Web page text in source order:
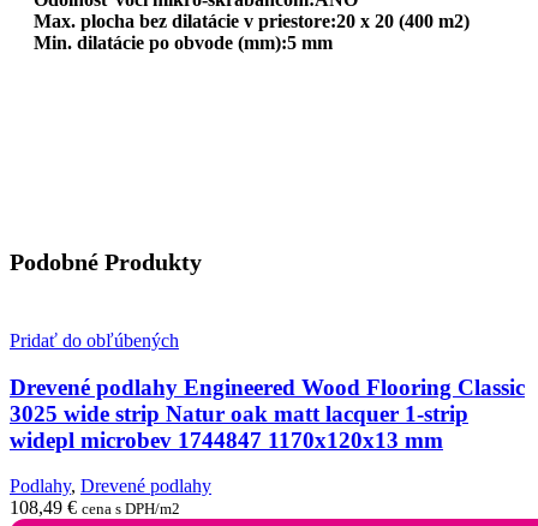
Max. plocha bez dilatácie v priestore:20 x 20 (400 m2)
Min. dilatácie po obvode (mm):5 mm
Podobné Produkty
Pridať do obľúbených
Drevené podlahy Engineered Wood Flooring Classic
3025 wide strip Natur oak matt lacquer 1-strip
widepl microbev 1744847 1170x120x13 mm
Podlahy, Drevené podlahy
108,49 € cena s DPH/m2